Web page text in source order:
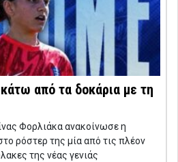
από τα δοκάρια με τη
Φορλιάκα ανακοίνωσε η
ρόστερ της μία από τις πλέον
της νέας γενιάς